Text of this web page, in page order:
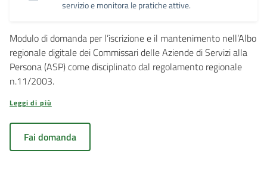
servizio e monitora le pratiche attive.
Modulo di domanda per l’iscrizione e il mantenimento nell’Albo
regionale digitale dei Commissari delle Aziende di Servizi alla
Persona (ASP) come disciplinato dal regolamento regionale
n.11/2003.
Leggi di più
Fai domanda